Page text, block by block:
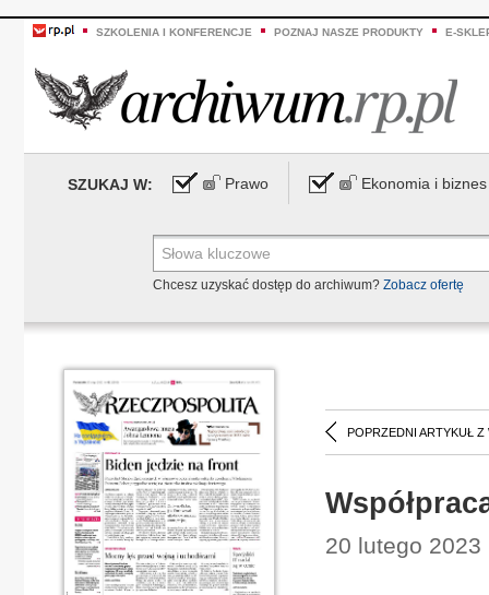
SZKOLENIA I KONFERENCJE POZNAJ NASZE PRODUKTY E-
SZUKAJ W: Prawo Ekonomia i biznes
Chcesz uzyskać dostęp do archiwum? Zobacz ofertę
POPRZEDNI ARTYKUŁ Z
20 lutego